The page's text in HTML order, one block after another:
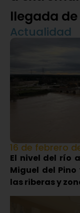
llegada
Actualidad
16 de febrero
El nivel del río
Miguel del
las riberas y